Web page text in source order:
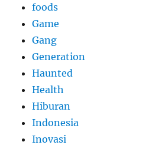
foods
Game
Gang
Generation
Haunted
Health
Hiburan
Indonesia
Inovasi